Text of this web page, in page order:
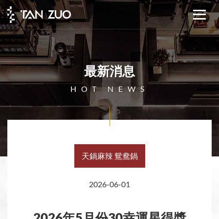
最新消息
HOT NEWS
天鍋麻辣 鴛鴦鍋
2026-06-01